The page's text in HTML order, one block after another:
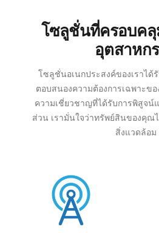
โซลูชั่นที่ครอบค
อุตสาหก
โซลูชั่นอเนกประสงค์ของเราได้
ตอบสนองความต้องการเฉพาะข
ความเชี่ยวชาญที่ได้รับการพิสูจน์
ส่วน เรามั่นใจว่าทรัพย์สินของคุณ
สิ่งแวดล้อม